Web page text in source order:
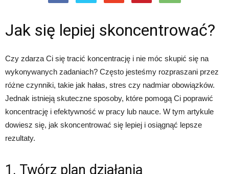
Jak się lepiej skoncentrować?
Czy zdarza Ci się tracić koncentrację i nie móc skupić się na
wykonywanych zadaniach? Często jesteśmy rozpraszani przez
różne czynniki, takie jak hałas, stres czy nadmiar obowiązków.
Jednak istnieją skuteczne sposoby, które pomogą Ci poprawić
koncentrację i efektywność w pracy lub nauce. W tym artykule
dowiesz się, jak skoncentrować się lepiej i osiągnąć lepsze
rezultaty.
1. Twórz plan działania